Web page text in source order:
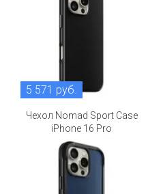
5 571 руб.
Чехол Nomad Sport Case
iPhone 16 Pro